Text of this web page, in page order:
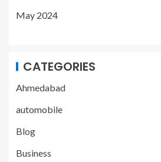
May 2024
CATEGORIES
Ahmedabad
automobile
Blog
Business